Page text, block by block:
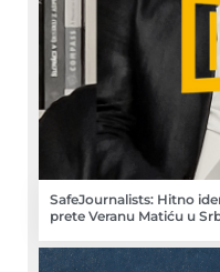
SafeJournalists: Hitno
prete Veranu Matiću u